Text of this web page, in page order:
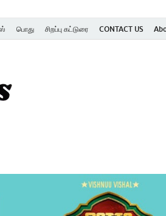
பொது சிறப்பு கட்டுரை CONTACT US